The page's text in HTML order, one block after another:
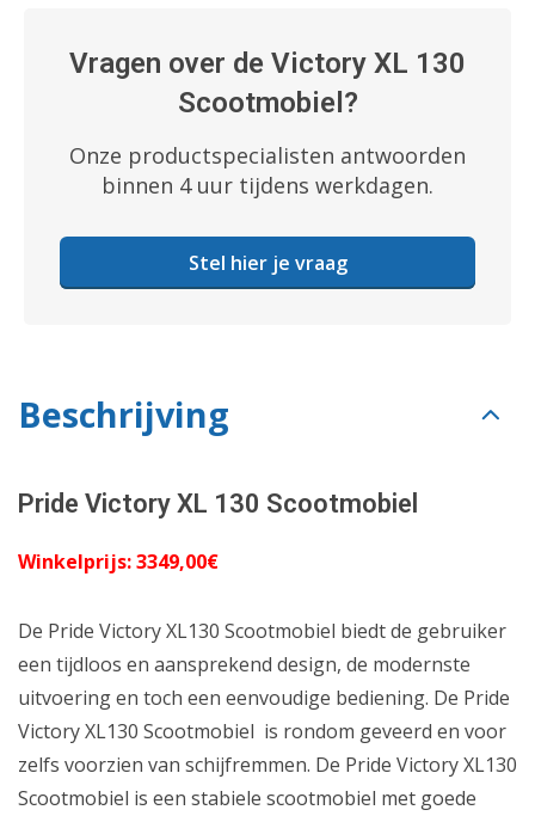
Vragen over de Victory XL 130
Scootmobiel?
Onze productspecialisten antwoorden
binnen 4 uur tijdens werkdagen.
Stel hier je vraag
Beschrijving
Pride Victory XL 130 Scootmobiel
Winkelprijs: 3349,00€
De Pride Victory XL130 Scootmobiel biedt de gebruiker
een tijdloos en aansprekend design, de modernste
uitvoering en toch een eenvoudige bediening. De Pride
Victory XL130 Scootmobiel is rondom geveerd en voor
zelfs voorzien van schijfremmen. De Pride Victory XL130
Scootmobiel is een stabiele scootmobiel met goede